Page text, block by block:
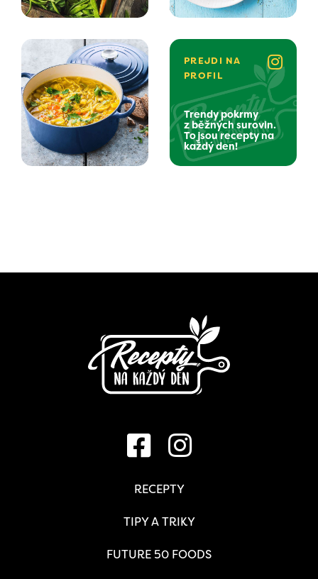
PREJDI NA
PROFIL
Trendy pokrmy
z běžných surovin.
To jsou recepty na
každý den!
RECEPTY
TIPY A TRIKY
FUTURE 50 FOODS